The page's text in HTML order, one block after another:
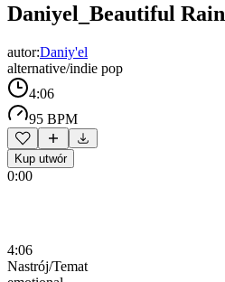
Daniyel_Beautiful Rain
autor:Daniy'el
alternative/indie pop
4:06
95 BPM
Kup utwór
0:00
4:06
Nastrój/Temat